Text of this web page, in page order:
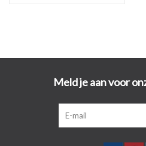
Meld je aan voor